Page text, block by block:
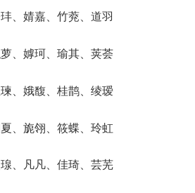
、婧嘉、竹萒、道羽
、嫭珂、瑜其、荚荟
、娥馥、桂鹊、绫瑷
、旎翎、筱蝶、玲虹
、凡凡、佳琦、芸芜